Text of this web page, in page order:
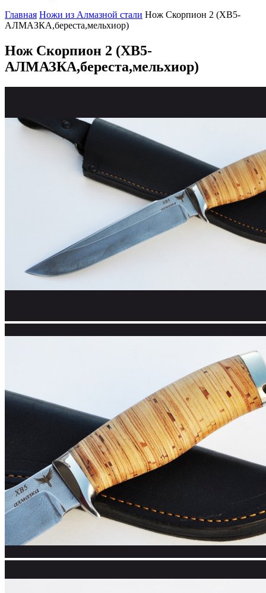
Главная Ножи из Алмазной стали Нож Скорпион 2 (ХВ5-
АЛМАЗКА,береста,мельхиор)
Нож Скорпион 2 (ХВ5-
АЛМАЗКА,береста,мельхиор)